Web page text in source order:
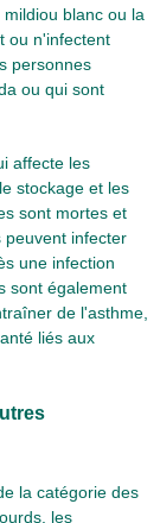
blanc ou la
ou n'infectent
personnes
ou qui sont
affecte les
stockage et les
sont mortes et
peuvent infecter
une infection
sont également
de l'asthme,
liés aux
la catégorie des
les